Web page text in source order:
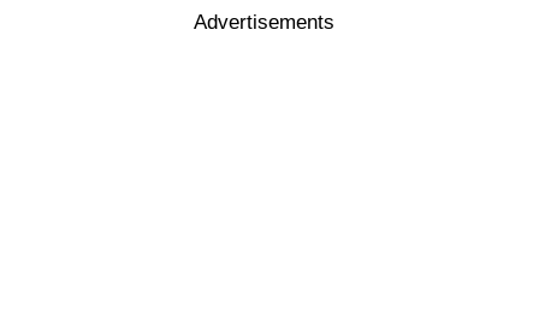
Advertisements